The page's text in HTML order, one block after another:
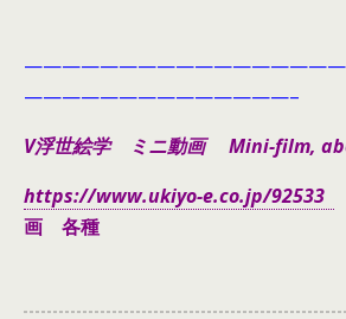
——————————————–
V浮世絵学 ミニ動画 Mini-film,
https://www.ukiyo-e.co.jp/92533
画 各種